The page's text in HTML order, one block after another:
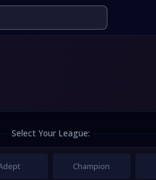
Select Your League:
Champion